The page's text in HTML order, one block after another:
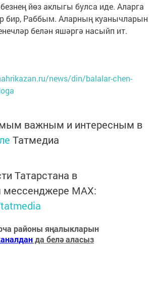
йөз аклыгы булса иде. Аларга
бир, Раббым. Аларның куанычларын
белән яшәргә насыйп ит.
news/din/balalar-chen-
важным и интересным в
Татмедиа
Татарстана в
мессенджере MАХ:
районы яңалыкларын
да белә аласыз